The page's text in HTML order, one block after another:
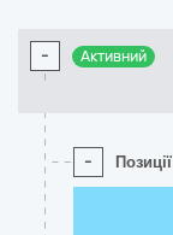
- Активний
- Позиції